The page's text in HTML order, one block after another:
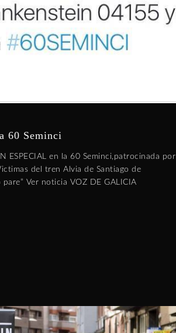
60 Seminci
ESPECIAL en la 60 Seminci,patrocinada por
del tren Alvia de Santiago de
Ver noticia VOZ DE GALICIA